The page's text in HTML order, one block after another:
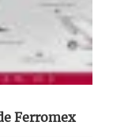
Ferromex